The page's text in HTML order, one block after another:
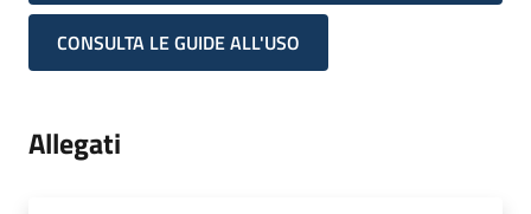
CONSULTA LE GUIDE ALL'USO
Allegati